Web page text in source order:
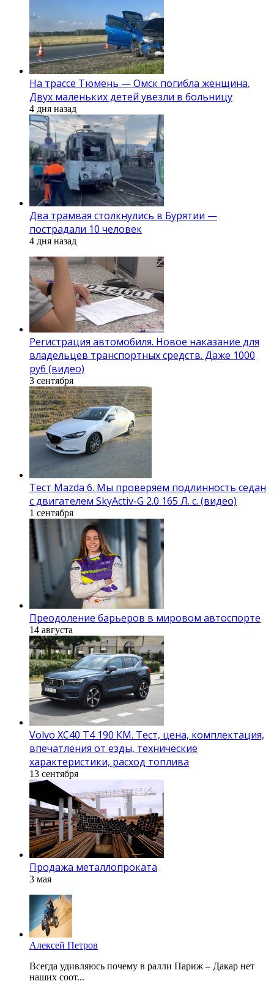
На трассе Тюмень — Омск погибла женщина.
Двух маленьких детей увезли в больницу
4 дня назад
Два трамвая столкнулись в Бурятии —
пострадали 10 человек
4 дня назад
Регистрация автомобиля. Новое наказание для
владельцев транспортных средств. Даже 1000
руб (видео)
3 сентября
Тест Mazda 6. Мы проверяем подлинность седан
с двигателем SkyActiv-G 2.0 165 Л. с. (видео)
1 сентября
Преодоление барьеров в мировом автоспорте
14 августа
Volvo XC40 T4 190 КМ. Тест, цена, комплектация,
впечатления от езды, технические
характеристики, расход топлива
13 сентября
Продажа металлопроката
3 мая
Алексей Петров
Всегда удивляюсь почему в ралли Париж – Дакар нет
наших соот...